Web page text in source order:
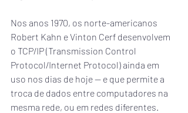
Nos anos 1970, os norte-americanos
Robert Kahn e Vinton Cerf desenvolvem
o TCP/IP (Transmission Control
Protocol/Internet Protocol) ainda em
uso nos dias de hoje — e que permite a
troca de dados entre computadores na
mesma rede, ou em redes diferentes.